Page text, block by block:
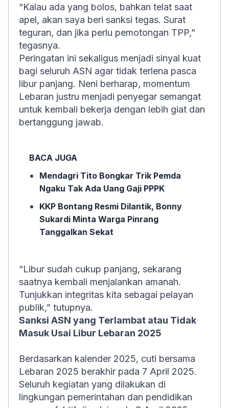
“Kalau ada yang bolos, bahkan telat saat
apel, akan saya beri sanksi tegas. Surat
teguran, dan jika perlu pemotongan TPP,”
tegasnya.
Peringatan ini sekaligus menjadi sinyal kuat
bagi seluruh ASN agar tidak terlena pasca
libur panjang. Neni berharap, momentum
Lebaran justru menjadi penyegar semangat
untuk kembali bekerja dengan lebih giat dan
bertanggung jawab.
BACA JUGA
Mendagri Tito Bongkar Trik Pemda
Ngaku Tak Ada Uang Gaji PPPK
KKP Bontang Resmi Dilantik, Bonny
Sukardi Minta Warga Pinrang
Tanggalkan Sekat
“Libur sudah cukup panjang, sekarang
saatnya kembali menjalankan amanah.
Tunjukkan integritas kita sebagai pelayan
publik,” tutupnya.
Sanksi ASN yang Terlambat atau Tidak
Masuk Usai Libur Lebaran 2025
Berdasarkan kalender 2025, cuti bersama
Lebaran 2025 berakhir pada 7 April 2025.
Seluruh kegiatan yang dilakukan di
lingkungan pemerintahan dan pendidikan